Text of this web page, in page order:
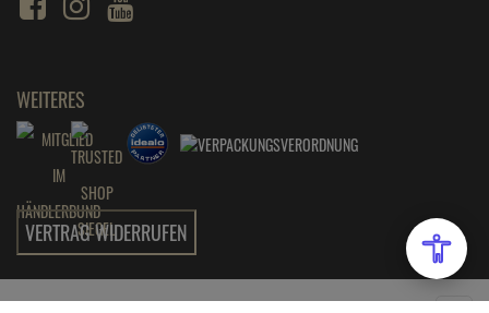
WEITERES
VERTRAG WIDERRUFEN